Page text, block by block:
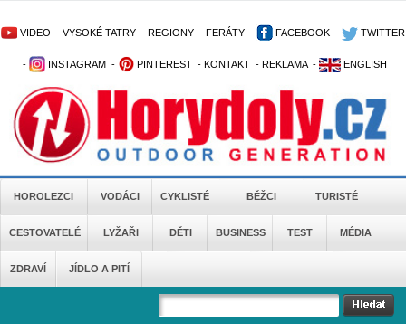
VIDEO - VYSOKÉ TATRY - REGIONY - FERÁTY - FACEBOOK - TWITTER
- INSTAGRAM - PINTEREST - KONTAKT - REKLAMA - ENGLISH
HOROLEZCI VODÁCI CYKLISTÉ BĚŽCI TURISTÉ
CESTOVATELÉ LYŽAŘI DĚTI BUSINESS TEST MÉDIA
ZDRAVÍ JÍDLO A PITÍ